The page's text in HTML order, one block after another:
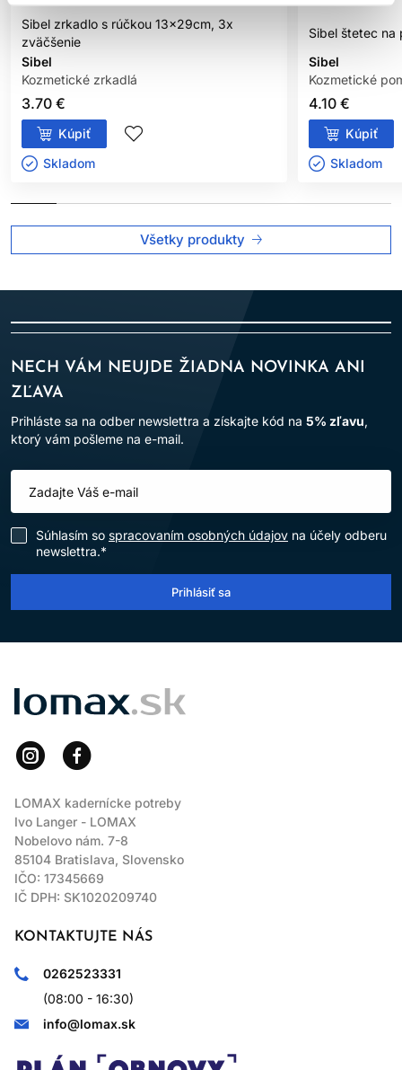
Sibel zrkadlo s rúčkou 13x29cm, 3x
zväčšenie
Sibel
Kozmetické zrkadlá
3.70 €
Kúpiť
Skladom ㅤ
Sibel štetec na
Sibel
Kozmetické
4.10 €
Kúpiť
Skladom ㅤ
Všetky produkty
NECH VÁM NEUJDE ŽIADNA NOVINKA ANI
ZĽAVA
Prihláste sa na odber newslettra a získajte kód na 5% zľavu,
ktorý vám pošleme na e-mail.
Súhlasím so spracovaním osobných údajov na účely odberu
newslettra.*
Prihlásiť sa
LOMAX
LOMAX kadernícke potreby
Ivo Langer - LOMAX
Nobelovo nám. 7-8
85104 Bratislava, Slovensko
IČO: 17345669
IČ DPH: SK1020209740
KONTAKTUJTE NÁS
0262523331
(08:00 - 16:30)
info@lomax.sk